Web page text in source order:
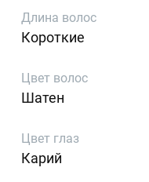
Длина волос
Короткие
Цвет волос
Шатен
Цвет глаз
Карий